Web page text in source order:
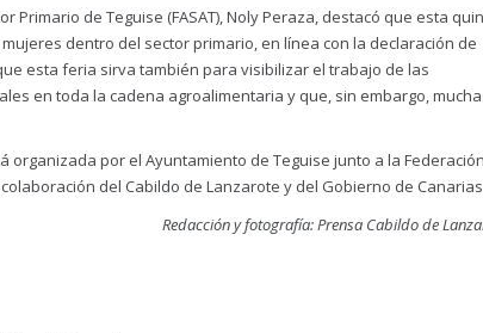
de Teguise (FASAT), Noly Peraza, destacó que esta
dentro del sector primario, en línea con la declaración de
esta feria sirva también para visibilizar el trabajo de las
en toda la cadena agroalimentaria y que, sin embargo,
organizada por el Ayuntamiento de Teguise junto a la
del Cabildo de Lanzarote y del Gobierno de
Redacción y fotografía: Prensa Cabildo de